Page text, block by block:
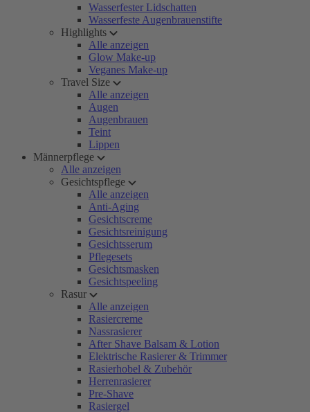
Wasserfester Lidschatten
Wasserfeste Augenbrauenstifte
Highlights
Alle anzeigen
Glow Make-up
Veganes Make-up
Travel Size
Alle anzeigen
Augen
Augenbrauen
Teint
Lippen
Männerpflege
Alle anzeigen
Gesichtspflege
Alle anzeigen
Anti-Aging
Gesichtscreme
Gesichtsreinigung
Gesichtsserum
Pflegesets
Gesichtsmasken
Gesichtspeeling
Rasur
Alle anzeigen
Rasiercreme
Nassrasierer
After Shave Balsam & Lotion
Elektrische Rasierer & Trimmer
Rasierhobel & Zubehör
Herrenrasierer
Pre-Shave
Rasiergel